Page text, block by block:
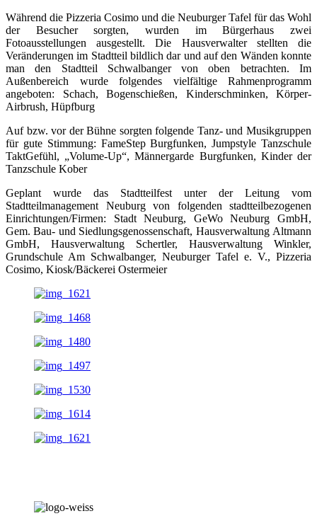
Während die Pizzeria Cosimo und die Neuburger Tafel für das Wohl
der Besucher sorgten, wurden im Bürgerhaus zwei
Fotoausstellungen ausgestellt. Die Hausverwalter stellten die
Veränderungen im Stadtteil bildlich dar und auf den Wänden konnte
man den Stadtteil Schwalbanger von oben betrachten. Im
Außenbereich wurde folgendes vielfältige Rahmenprogramm
angeboten: Schach, Bogenschießen, Kinderschminken, Körper-
Airbrush, Hüpfburg
Auf bzw. vor der Bühne sorgten folgende Tanz- und Musikgruppen
für gute Stimmung: FameStep Burgfunken, Jumpstyle Tanzschule
TaktGefühl, „Volume-Up“, Männergarde Burgfunken, Kinder der
Tanzschule Kober
Geplant wurde das Stadtteilfest unter der Leitung vom
Stadtteilmanagement Neuburg von folgenden stadtteilbezogenen
Einrichtungen/Firmen: Stadt Neuburg, GeWo Neuburg GmbH,
Gem. Bau- und Siedlungsgenossenschaft, Hausverwaltung Altmann
GmbH, Hausverwaltung Schertler, Hausverwaltung Winkler,
Grundschule Am Schwalbanger, Neuburger Tafel e. V., Pizzeria
Cosimo, Kiosk/Bäckerei Ostermeier